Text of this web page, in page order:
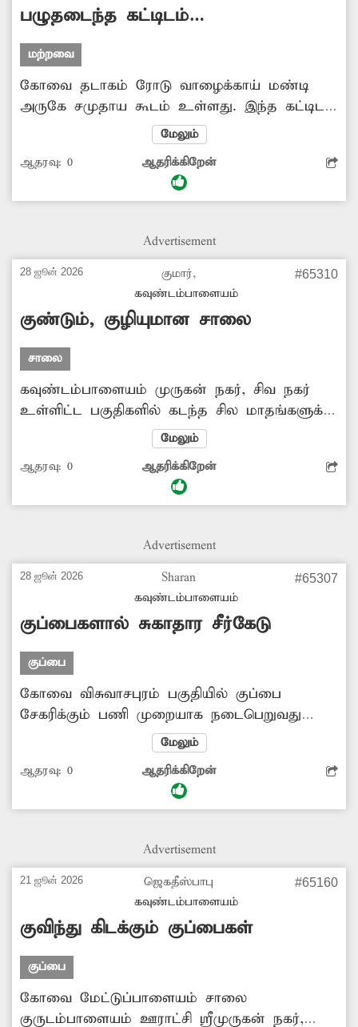
வேண்டும்.
பழுதடைந்த கட்டிடம்
சீரமைக்கப்படுமா?
மற்றவை
கோவை தடாகம் ரோடு வாழைக்காய் மண்டி
அருகே சமுதாய கூடம் உள்ளது. இந்த கட்டிடம்
மிகவும் பழுதடைந்த நிலையில் காணப்படுகிறது.
மேலும் கட்டிடத்தின் பல்வேறு இடங்களில்
செடிகள் முளைத்து வருகின்றன. இதனால் பல
லட்சம் ரூபாய் செலவில் கட்டப்பட்ட கட்டிடம்
கட்டிடத்தை சீரமைக்க அதிகாரிகள் உரிய
மேலும்
ஆதரவு: 0 ஆதரிக்கிறேன்
Advertisement
28 ஜூன் 2026
குமார்,
கவுண்டம்பாளையம்
#65310
குண்டும், குழியுமான சாலை
சாலை
கவுண்டம்பாளையம் முருகன் நகர், சிவ நகர்
உள்ளிட்ட பகுதிகளில் கடந்த சில மாதங்களுக்கு
முன்பு பாதாள சாக்கடை அமைக்கும் பணி
நிறைவடைந்தது. இதற்காக தோண்டப்பட்ட
சாலைகளை சீரமைக்காததால் பல்வேறு
இடங்களில் குண்டும், குழியுமாக
செல்பவர்களும், நடந்து செல்பவர்களும் மிகுந்த
மழையின்போது சாலை சேறும், சகதியுமாக
மாறி அந்த வழியாக செல்ல முடியாத நிலை
ஏற்படுகிறது. எனவே சாலையை சீரமைக்க
மாநகராட்சி அதிகாரிகள் விரைந்து நடவடிக்கை
எடுக்க வேண்டும்.
மேலும்
ஆதரவு: 0 ஆதரிக்கிறேன்
Advertisement
28 ஜூன் 2026
Sharan
கவுண்டம்பாளையம்
#65307
குப்பைகளால் சுகாதார சீர்கேடு
குப்பை
கோவை விசுவாசபுரம் பகுதியில் குப்பை
சேகரிக்கும் பணி முறையாக நடைபெறுவது
இல்லை. 2 நாட்களுக்கு ஒருமுறை மட்டுமே
குப்பை சேகரிக்கும் பணி நடைபெறுகிறது.
இதனால் குப்பைகளை சாலையோரத்தில்
கொட்டுவது அதிகரித்து வருகிறது. இதனால்
ஏற்பட்டு உள்ளது. இதுகுறித்து ஏற்கனவே
எந்த நடவடிக்கையும் எடுக்கவில்லை. எனவே
இனிமேலாவது இந்த பிரச்சினைக்கு உரிய தீர்வு
காண வேண்டும்.
மேலும்
ஆதரவு: 0 ஆதரிக்கிறேன்
Advertisement
21 ஜூன் 2026
ஜெகதீஸ்பாபு
கவுண்டம்பாளையம்
#65160
குவிந்து கிடக்கும் குப்பைகள்
குப்பை
கோவை மேட்டுப்பாளையம் சாலை
குருடம்பாளையம் ஊராட்சி ஸ்ரீமுருகன் நகர்,